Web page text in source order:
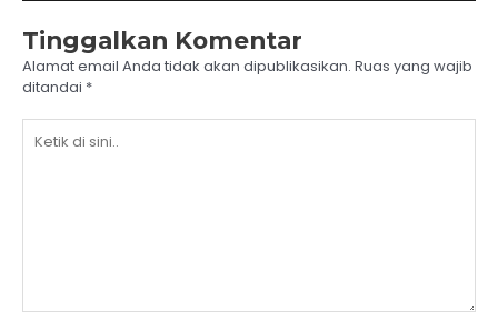
Tinggalkan Komentar
Alamat email Anda tidak akan dipublikasikan. Ruas yang wajib
ditandai *